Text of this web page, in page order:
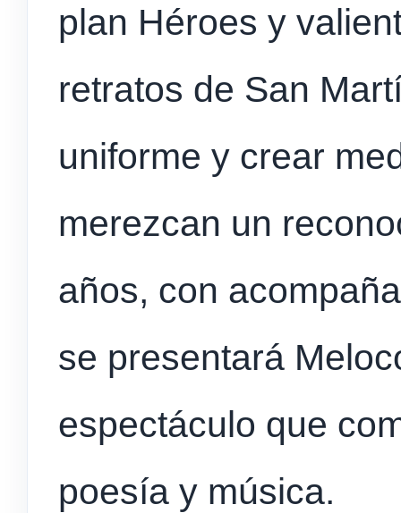
plan Héroes y
retratos de San
uniforme y crear
merezcan un
años, con
se presentará
espectáculo que
poesía y música.